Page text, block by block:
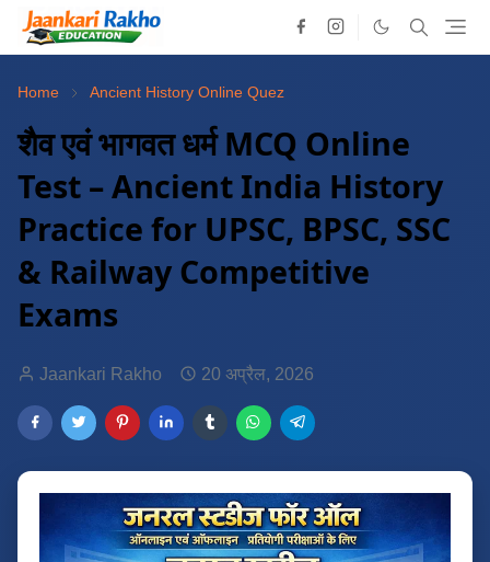
Home Ancient History Online Quez
शैव एवं भागवत धर्म MCQ Online
Test – Ancient India History
Practice for UPSC, BPSC, SSC
& Railway Competitive
Exams
Jaankari Rakho 20 अप्रैल, 2026